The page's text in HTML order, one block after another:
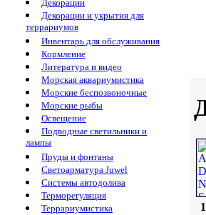
Декорации
Декорации и укрытия для
террариумов
Инвентарь для обслуживания
Кормление
Литература и видео
Морская аквариумистика
Морские беспозвоночные
Морские рыбы
Освещение
Подводные светильники и
лампы
Пруды и фонтаны
Светоарматура Juwel
Системы автодолива
Терморегуляция
Террариумистика